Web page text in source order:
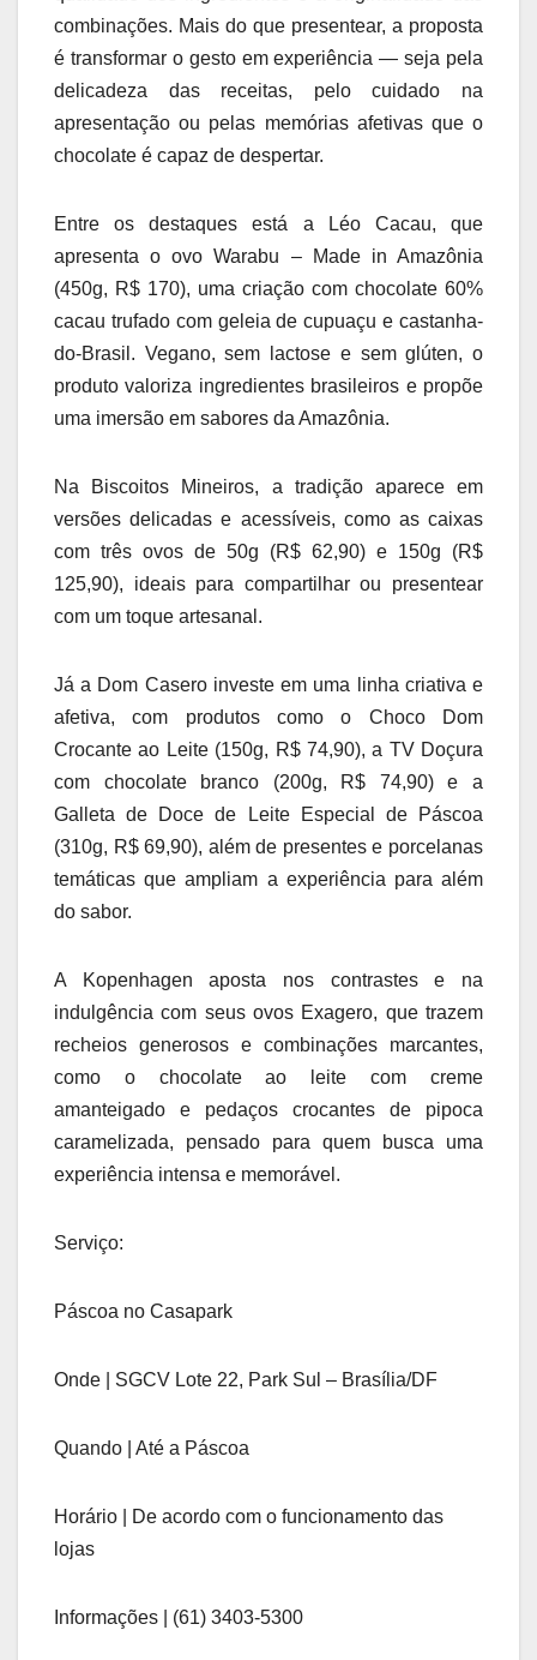
combinações. Mais do que presentear, a proposta
é transformar o gesto em experiência — seja pela
delicadeza das receitas, pelo cuidado na
apresentação ou pelas memórias afetivas que o
chocolate é capaz de despertar.
Entre os destaques está a Léo Cacau, que
apresenta o ovo Warabu – Made in Amazônia
(450g, R$ 170), uma criação com chocolate 60%
cacau trufado com geleia de cupuaçu e castanha-
do-Brasil. Vegano, sem lactose e sem glúten, o
produto valoriza ingredientes brasileiros e propõe
uma imersão em sabores da Amazônia.
Na Biscoitos Mineiros, a tradição aparece em
versões delicadas e acessíveis, como as caixas
com três ovos de 50g (R$ 62,90) e 150g (R$
125,90), ideais para compartilhar ou presentear
com um toque artesanal.
Já a Dom Casero investe em uma linha criativa e
afetiva, com produtos como o Choco Dom
Crocante ao Leite (150g, R$ 74,90), a TV Doçura
com chocolate branco (200g, R$ 74,90) e a
Galleta de Doce de Leite Especial de Páscoa
(310g, R$ 69,90), além de presentes e porcelanas
temáticas que ampliam a experiência para além
do sabor.
A Kopenhagen aposta nos contrastes e na
indulgência com seus ovos Exagero, que trazem
recheios generosos e combinações marcantes,
como o chocolate ao leite com creme
amanteigado e pedaços crocantes de pipoca
caramelizada, pensado para quem busca uma
experiência intensa e memorável.
Serviço:
Páscoa no Casapark
Onde | SGCV Lote 22, Park Sul – Brasília/DF
Quando | Até a Páscoa
Horário | De acordo com o funcionamento das
lojas
Informações | (61) 3403-5300